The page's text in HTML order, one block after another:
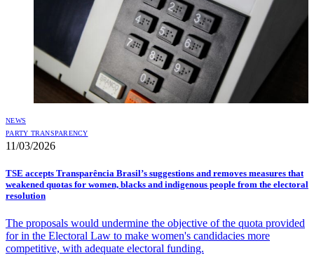
NEWS
PARTY TRANSPARENCY
11/03/2026
TSE accepts Transparência Brasil’s suggestions and removes measures that
weakened quotas for women, blacks and indigenous people from the electoral
resolution
The proposals would undermine the objective of the quota provided
for in the Electoral Law to make women's candidacies more
competitive, with adequate electoral funding.